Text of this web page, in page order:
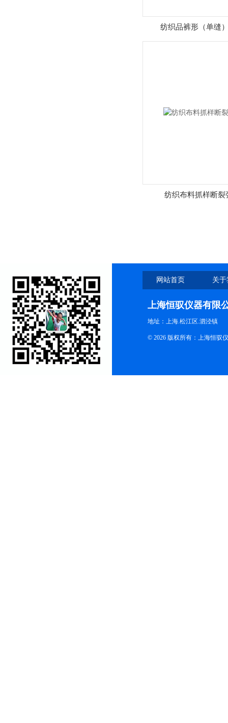
纺织品裤形（单缝
纺织布料抓样断裂
网站首页 关
上海恒驭仪器有限
地址：上海.松江区.泗泾镇
© 2026 版权所有：上海恒驭